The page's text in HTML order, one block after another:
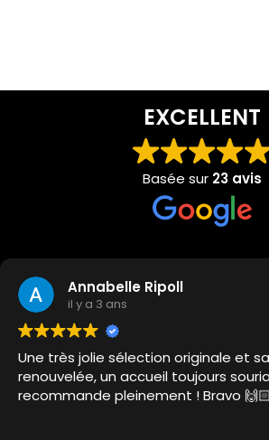
EXCELLENT
Basée sur 23 avis
Annabelle Ripoll
il y a 3 ans
jolie sélection originale et sans cesse
un accueil toujours souriant … je
pleinement ! Bravo 🙌🏻